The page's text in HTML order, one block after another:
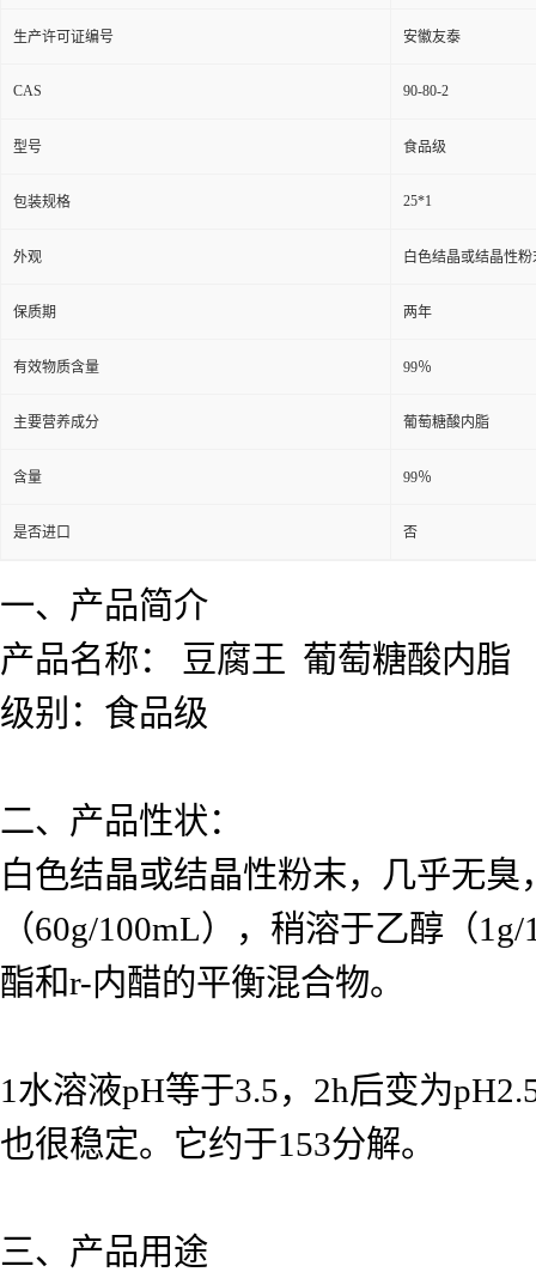
生产许可证编号 安徽友泰
CAS 90-80-2
型号 食品级
包装规格 25*1
外观 白色结晶或结晶性粉
保质期 两年
有效物质含量 99％
主要营养成分 葡萄糖酸内脂
含量 99％
是否进口 否
一、产品简介
产品名称： 豆腐王 葡萄糖酸内脂
级别：食品级
二、产品性状：
白色结晶或结晶性粉末，几乎无
（60g/100mL），稍溶于乙醇（
酯和r-内醋的平衡混合物。
1水溶液pH等于3.5，2h后变为
也很稳定。它约于153分解。
三、产品用途